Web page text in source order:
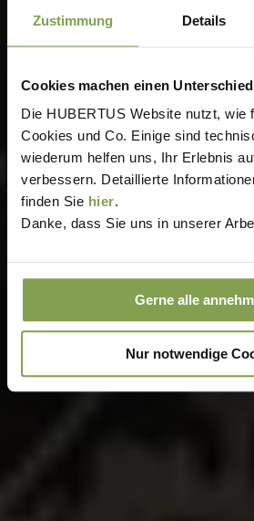
Zustimmung Details
Cookies machen einen
Die HUBERTUS Website nutzt, wie
Cookies und Co. Einige sind
wiederum helfen uns, Ihr Erlebnis
verbessern. Detaillierte
finden Sie hier.
Danke, dass Sie uns in unserer
Gerne alle
Nur notwendige